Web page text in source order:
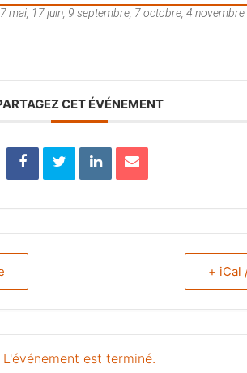
mai, 17 juin, 9 septembre, 7 octobre, 4 novembre
CET ÉVÉNEMENT
+ iCal
L'événement est terminé.